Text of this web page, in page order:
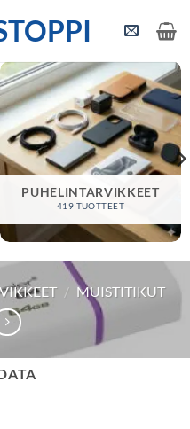
PUHELINTARVIKKEET
419 TUOTTEET
/ MUISTITIKUT